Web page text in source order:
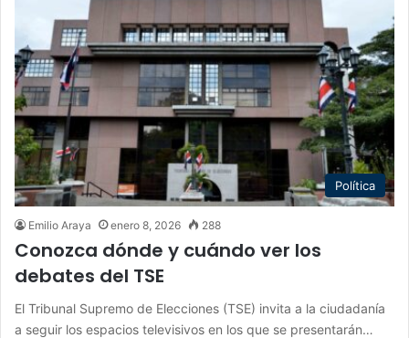
Política
Emilio Araya enero 8, 2026 288
Conozca dónde y cuándo ver los
debates del TSE
El Tribunal Supremo de Elecciones (TSE) invita a la ciudadanía
a seguir los espacios televisivos en los que se presentarán…